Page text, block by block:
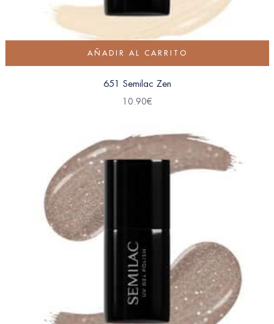
AÑADIR AL CARRITO
651 Semilac Zen
10.90€